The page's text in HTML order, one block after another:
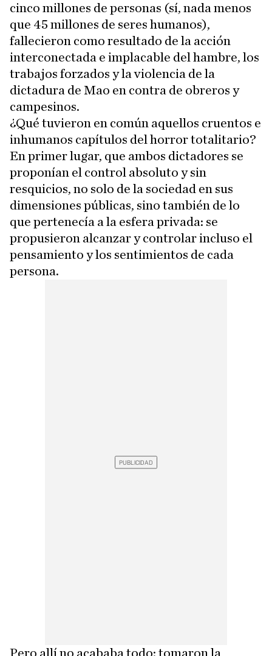
cinco millones de personas (sí, nada menos
que 45 millones de seres humanos),
fallecieron como resultado de la acción
interconectada e implacable del hambre, los
trabajos forzados y la violencia de la
dictadura de Mao en contra de obreros y
campesinos.
¿Qué tuvieron en común aquellos cruentos e
inhumanos capítulos del horror totalitario?
En primer lugar, que ambos dictadores se
proponían el control absoluto y sin
resquicios, no solo de la sociedad en sus
dimensiones públicas, sino también de lo
que pertenecía a la esfera privada: se
propusieron alcanzar y controlar incluso el
pensamiento y los sentimientos de cada
persona.
Pero allí no acababa todo: tomaron la